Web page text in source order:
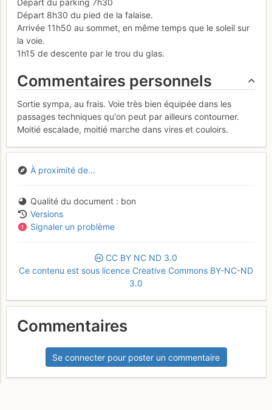
Départ 8h30 du pied de la falaise.
Arrivée 11h50 au sommet, en même temps que le soleil sur
la voie.
1h15 de descente par le trou du glas.
Commentaires personnels
Sortie sympa, au frais. Voie très bien équipée dans les
passages techniques qu'on peut par ailleurs contourner.
Moitié escalade, moitié marche dans vires et couloirs.
À proximité de...
Qualité du document
bon
Versions
Signaler un problème
CC BY NC ND 3.0
Ce contenu est sous licence Creative Commons BY-NC-ND
3.0
Commentaires
Se connecter pour poster un commentaire